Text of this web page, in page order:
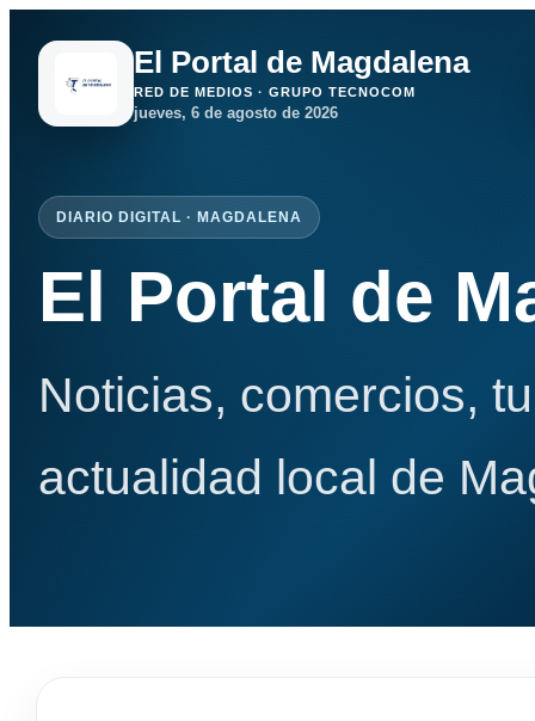
El Portal de Magdalena
RED DE MEDIOS · GRUPO TECNOCOM
jueves, 6 de agosto de 2026
DIARIO DIGITAL · MAGDALENA
El Portal de
Noticias, comercios,
actualidad local de